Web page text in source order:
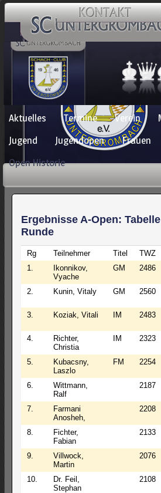
Navigation
überspringen
Aktuelles Termine Verein
Jugend
Jugendopen Frauen
Open Historie
Ergebnisse A-Open:
Runde
Rg Teilnehmer Titel TWZ
1.
Ikonnikov,
Vyache
GM 2486
2. Kunin, Vitaly GM 2560
3. Koziak, Vitali IM 2483
4.
Richter,
Christia
IM 2323
5.
Kubacsny,
Laszlo
FM 2254
6.
Wittmann,
Ralf
2187
7.
Farmani
Anosheh,
2208
8.
Fichter,
Fabian
2133
9.
Villwock,
Martin
2076
10.
Dr. Feil,
Stephan
2108